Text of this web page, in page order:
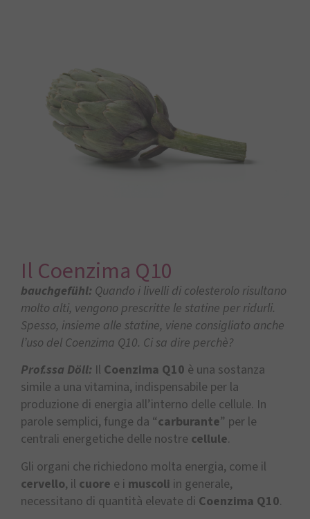
Il Coenzima Q10
bauchgefühl: Quando i livelli di colesterolo risultano
molto alti, vengono prescritte le statine per ridurli.
Spesso, insieme alle statine, viene consigliato anche
l’uso del Coenzima Q10. Ci sa dire perchè?
Prof.ssa Döll: Il Coenzima Q10 è una sostanza
simile a una vitamina, indispensabile per la
produzione di energia all’interno delle cellule. In
parole semplici, funge da “carburante” per le
centrali energetiche delle nostre cellule.
Gli organi che richiedono molta energia, come il
cervello, il cuore e i muscoli in generale,
necessitano di quantità elevate di Coenzima Q10.